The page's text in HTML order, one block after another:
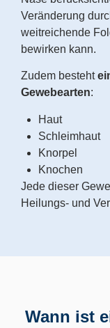
Veränderung
weitreichende
bewirken kann.
Zudem besteht
Gewebearten:
Haut
Schleimhaut
Knorpel
Knochen
Jede dieser
Heilungs- und
Wann ist